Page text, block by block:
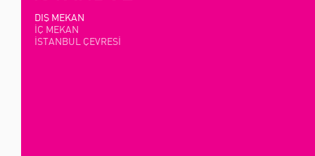
DIŞ MEKAN
İÇ MEKAN
İSTANBUL ÇEVRESİ